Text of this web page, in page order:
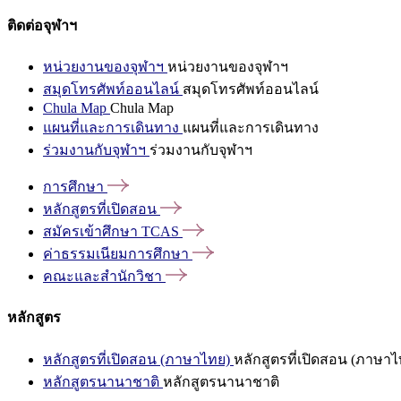
ติดต่อจุฬาฯ
หน่วยงานของจุฬาฯ หน่วยงานของจุฬาฯ
สมุดโทรศัพท์ออนไลน์ สมุดโทรศัพท์ออนไลน์
Chula Map Chula Map
แผนที่และการเดินทาง แผนที่และการเดินทาง
ร่วมงานกับจุฬาฯ ร่วมงานกับจุฬาฯ
การศึกษา
หลักสูตรที่เปิดสอน
สมัครเข้าศึกษา TCAS
ค่าธรรมเนียมการศึกษา
คณะและสำนักวิชา
หลักสูตร
หลักสูตรที่เปิดสอน (ภาษาไทย) หลักสูตรที่เปิดสอน (ภาษาไ
หลักสูตรนานาชาติ หลักสูตรนานาชาติ